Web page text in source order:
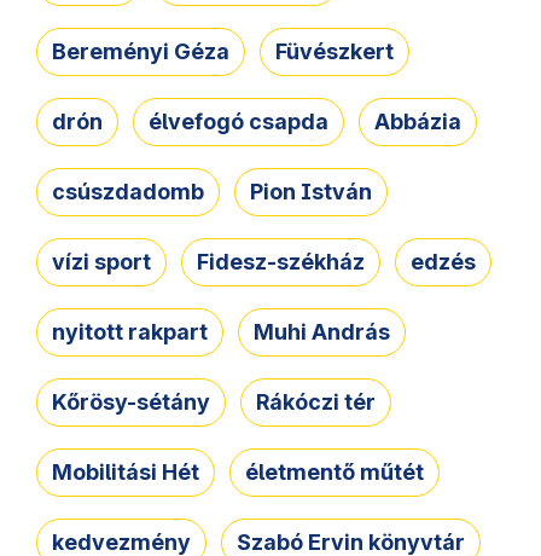
Bereményi Géza Füvészkert
drón élvefogó csapda Abbázia
csúszdadomb Pion István
vízi sport Fidesz-székház edzés
nyitott rakpart Muhi András
Kőrösy-sétány Rákóczi tér
Mobilitási Hét életmentő műtét
kedvezmény Szabó Ervin könyvtár